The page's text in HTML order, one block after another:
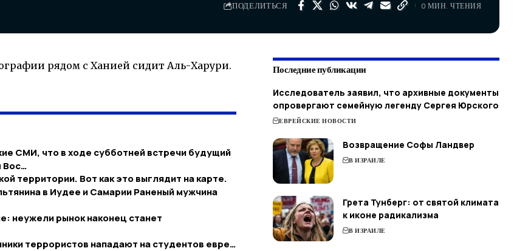
ПОДЕЛИТЬСЯ 0 МИН. ЧТЕНИЯ
рядом с Ханией сидит Аль-Харури.
СМИ, что в ходе субботней встречи будущий
Вос…
территории. Вот как это выглядит на карте.
в Иудее и Самарии Раненый мужчина
неужели рынок наконец станет
террористов нападают на студентов евре…
Последние публикации
Исследователь заявил, что архивные документы
опровергают семейную легенду Сергея Юрского
ЕВРЕЙСКИЕ НОВОСТИ
Возвращение Софы Ландвер
В ИЗРАИЛЕ
Грета Тунберг: от святой климата
к иконе радикализма
В ИЗРАИЛЕ